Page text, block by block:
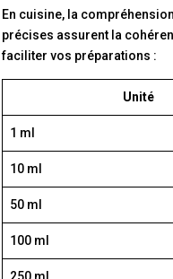
En cuisine, la
précises assurent la
faciliter vos préparations :
Unité
1 ml
10 ml
50 ml
100 ml